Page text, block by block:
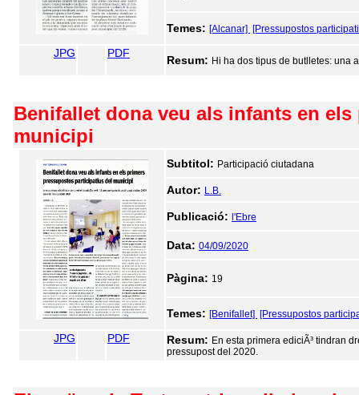
Temes: [Alcanar] [Pressupostos
JPG PDF
Resum: Hi ha dos tipus de butlletes: una
Benifallet dona veu als infants en
municipi
Subtitol: Participació ciutadana
Autor: L.B.
Publicació: l'Ebre
Data: 04/09/2020
Pàgina: 19
Temes: [Benifallet] [Pressupostos
JPG PDF Resum: En esta primera ediciÃ³ tindran
pressupost del 2020.